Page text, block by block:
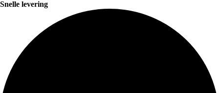
Snelle levering